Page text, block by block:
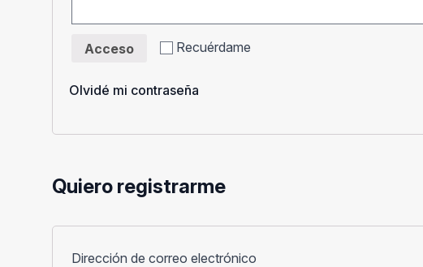
Recuérdame
Acceso
Olvidé mi contraseña
Quiero registrarme
Dirección de correo electrónico